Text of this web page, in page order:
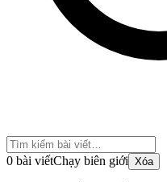
0 bài viếtChạy biên giới Xóa